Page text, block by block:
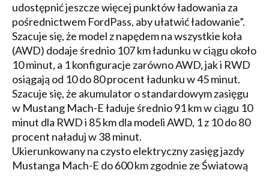
udostępnić jeszcze więcej punktów ładowania za
pośrednictwem FordPass, aby ułatwić ładowanie”.
Szacuje się, że model z napędem na wszystkie koła
(AWD) dodaje średnio 107 km ładunku w ciągu około
10 minut, a 1 konfiguracje zarówno AWD, jak i RWD
osiągają od 10 do 80 procent ładunku w 45 minut.
Szacuje się, że akumulator o standardowym zasięgu
w Mustang Mach-E ładuje średnio 91 km w ciągu 10
minut dla RWD i 85 km dla modeli AWD, 1 z 10 do 80
procent naładuj w 38 minut.
Ukierunkowany na czysto elektryczny zasięg jazdy
Mustanga Mach-E do 600 km zgodnie ze Światową